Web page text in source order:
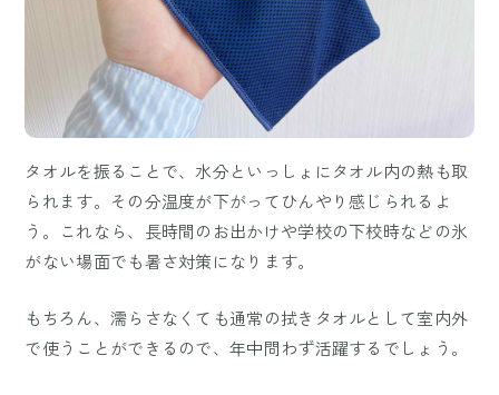
タオルを振ることで、水分といっしょにタオル内の熱も取
られます。その分温度が下がってひんやり感じられるよ
う。これなら、長時間のお出かけや学校の下校時などの氷
がない場面でも暑さ対策になります。
もちろん、濡らさなくても通常の拭きタオルとして室内外
で使うことができるので、年中問わず活躍するでしょう。